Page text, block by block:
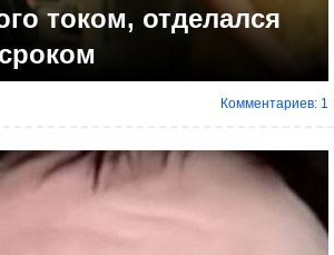
током, отделался
Комментариев: 1